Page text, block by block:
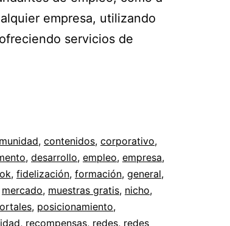
empresa, utilizando
servicios de
, contenidos, corporativo,
, desarrollo, empleo, empresa,
, fidelización, formación, general,
mercado, muestras gratis, nicho,
, posicionamiento,
, recompensas, redes, redes